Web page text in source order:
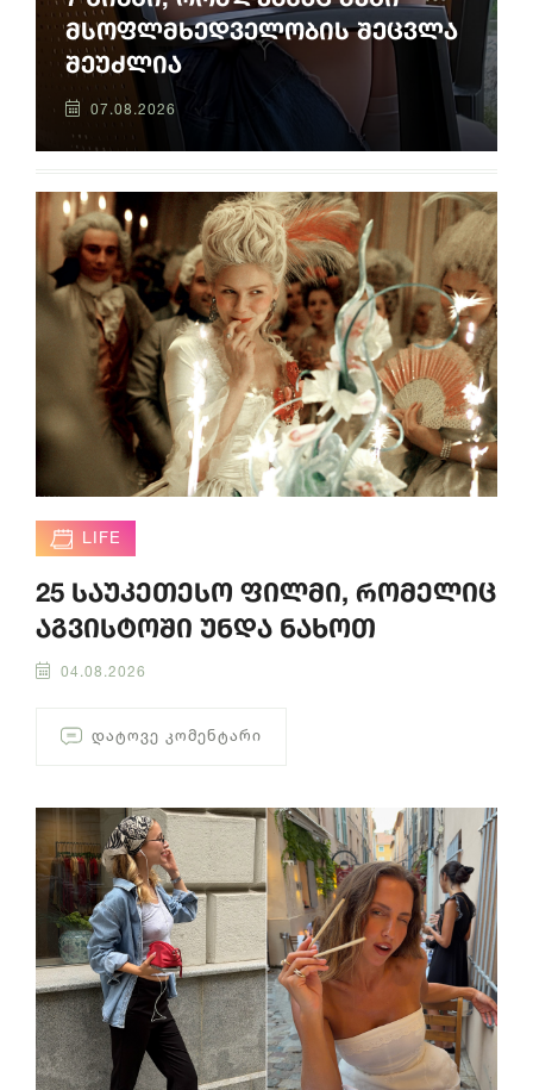
მსოფლმხედველობის შეცვლა
შეუძლია
07.08.2026
LIFE
25 საუკეთესო ფილმი, რომელიც
აგვისტოში უნდა ნახოთ
04.08.2026
ᲓᲐᲢᲝᲕᲔ ᲙᲝᲛᲔᲜᲢᲐᲠᲘ